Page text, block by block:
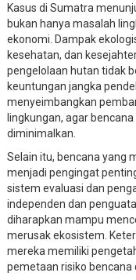
Kasus di Sumatra
bukan hanya masalah
ekonomi. Dampak
kesehatan, dan
pengelolaan hutan tidak
keuntungan jangka
menyeimbangkan
lingkungan, agar
diminimalkan.
Selain itu, bencana yang
menjadi pengingat
sistem evaluasi dan
independen dan
diharapkan mampu
merusak ekosistem.
mereka memiliki
pemetaan risiko bencana